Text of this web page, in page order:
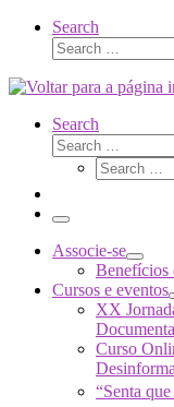
Search
Search
Search
Search
Search
Menu
Associe-se
Benefícios
Cursos e eventos
XX
Curso
“Senta